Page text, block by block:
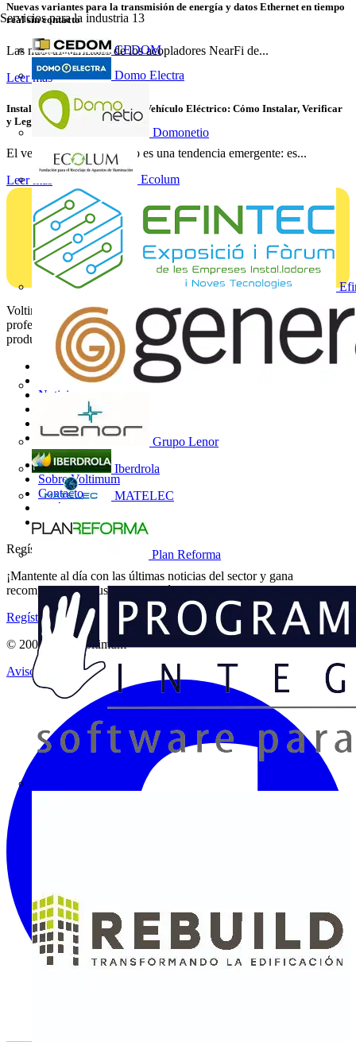
Servicios para la industria 13
CEDOM
Domo Electra
Domonetio
Ecolum
Grupo Lenor
Iberdrola
MATELEC
Plan Reforma
Nuevas variantes para la transmisión de energía y datos Ethernet en tiempo
real sin contacto
Las nuevas variantes de los acopladores NearFi de...
Leer más
Instalaciones de Recarga para Vehículo Eléctrico: Cómo Instalar, Verificar
y Legalizar con Éxito
El vehículo eléctrico ya no es una tendencia emergente: es...
Leer más
Voltimum es una plataforma digital y comunidad que brinda a los
profesionales eléctricos noticias del sector, información de
productos, formación y herramientas para el sector eléctrico.
Mapa del sitio
Noticias
Academy
Productos
Socios
Otros enlaces
Sobre Voltimum
Contacto
Catálogos
Grupo Voltimum
Regístrate en Voltimum
¡Mantente al día con las últimas noticias del sector y gana
recompensas por tus compras eléctricas!
Regístrate aquí
© 2002-
Voltimum
Aviso legal